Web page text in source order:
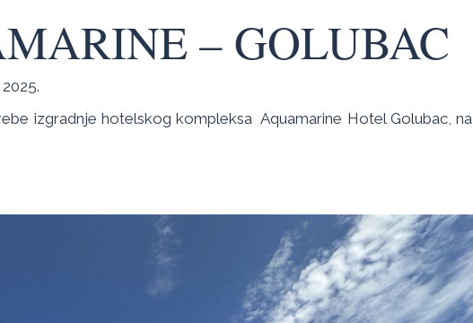
– GOLUBAC
izgradnje hotelskog kompleksa Aquamarine Hotel Golubac, na